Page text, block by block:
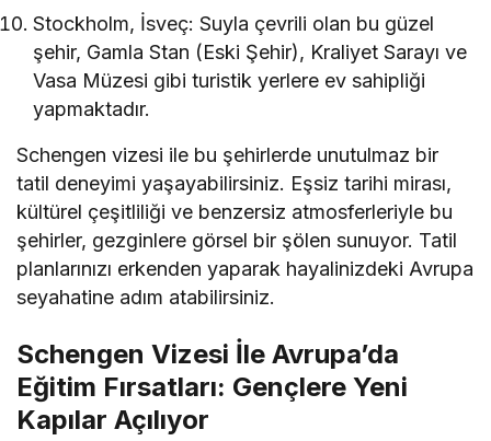
Stockholm, İsveç: Suyla çevrili olan bu güzel
şehir, Gamla Stan (Eski Şehir), Kraliyet Sarayı ve
Vasa Müzesi gibi turistik yerlere ev sahipliği
yapmaktadır.
Schengen vizesi ile bu şehirlerde unutulmaz bir
tatil deneyimi yaşayabilirsiniz. Eşsiz tarihi mirası,
kültürel çeşitliliği ve benzersiz atmosferleriyle bu
şehirler, gezginlere görsel bir şölen sunuyor. Tatil
planlarınızı erkenden yaparak hayalinizdeki Avrupa
seyahatine adım atabilirsiniz.
Schengen Vizesi İle Avrupa’da
Eğitim Fırsatları: Gençlere Yeni
Kapılar Açılıyor